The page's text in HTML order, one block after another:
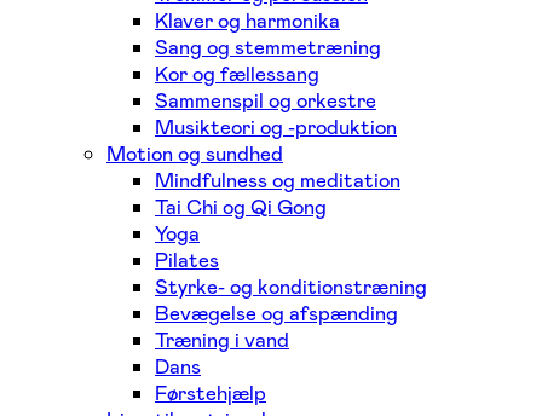
Klaver og harmonika
Sang og stemmetræning
Kor og fællessang
Sammenspil og orkestre
Musikteori og -produktion
Motion og sundhed
Mindfulness og meditation
Tai Chi og Qi Gong
Yoga
Pilates
Styrke- og konditionstræning
Bevægelse og afspænding
Træning i vand
Dans
Førstehjælp